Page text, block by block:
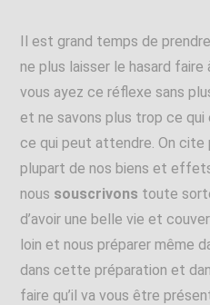
Il est grand temps de
ne plus laisser le hasard faire
vous ayez ce réflexe sans
et ne savons plus trop ce
ce qui peut attendre. On cite
plupart de nos biens et
nous souscrivons toute
d’avoir une belle vie et
loin et nous préparer même
dans cette préparation et
faire qu’il va vous être